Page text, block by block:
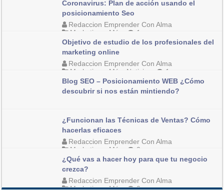
Coronavirus: Plan de acción usando el
posicionamiento Seo
Redaccion Emprender Con Alma
Marketing y Más
1
Objetivo de estudio de los profesionales del
marketing online
Redaccion Emprender Con Alma
Marketing y Más
Noticias
1
Blog SEO – Posicionamiento WEB ¿Cómo
descubrir si nos están mintiendo?
Gersson Sorto [Consultor de Marketing Online]
Marketing y Más
2
¿Funcionan las Técnicas de Ventas? Cómo
hacerlas eficaces
Redaccion Emprender Con Alma
Marketing y Más
0
¿Qué vas a hacer hoy para que tu negocio
crezca?
Redaccion Emprender Con Alma
Marketing y Más
0